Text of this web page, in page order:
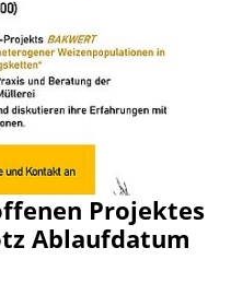
Projektes
Ablaufdatum